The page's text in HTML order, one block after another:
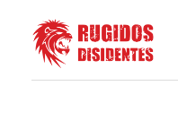
Rugidos Disidentes
Bogotá - Colombia | ISSN 2619-5569